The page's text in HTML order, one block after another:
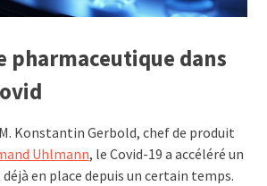
pharmaceutique dans
Konstantin Gerbold, chef de produit
Uhlmann, le Covid-19 a accéléré un
en place depuis un certain temps.